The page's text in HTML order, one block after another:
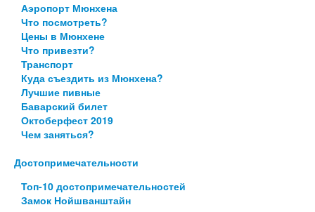
Аэропорт Мюнхена
Что посмотреть?
Цены в Мюнхене
Что привезти?
Транспорт
Куда съездить из Мюнхена?
Лучшие пивные
Баварский билет
Октоберфест 2019
Чем заняться?
Достопримечательности
Топ-10 достопримечательностей
Замок Нойшванштайн